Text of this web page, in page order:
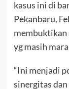
kasus ini di
Pekanbaru,
membuktikan
yg masih
“Ini menjadi
sinergitas